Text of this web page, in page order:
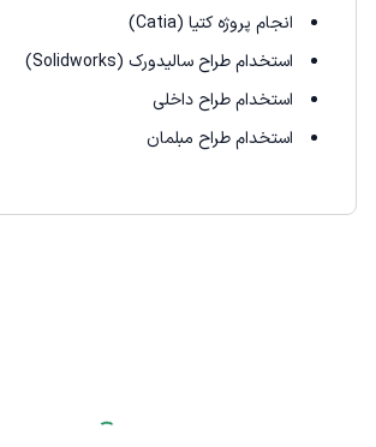
انجام پروژه کتیا (Catia)
استخدام طراح سالیدورک (Solidworks)
استخدام طراح داخلی
استخدام طراح مبلمان